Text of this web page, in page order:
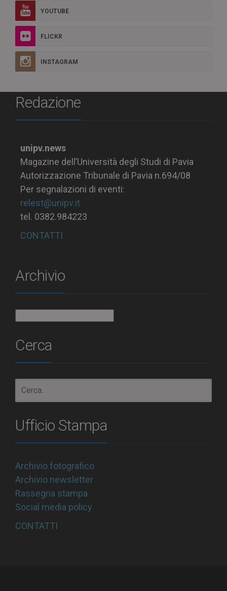
YOUTUBE
FLICKR
INSTAGRAM
Redazione
unipv.news
Magazine dell’Università degli Studi di Pavia
Autorizzazione Tribunale di Pavia n.694/08
Per segnalazioni di eventi:
relest@unipv.it
tel. 0382.984223
CONTATTI
Archivio
Cerca
Ufficio Stampa
Archivio fotografico
Archivio newsletter
Rassegna stampa
Social media policy
CONTATTI